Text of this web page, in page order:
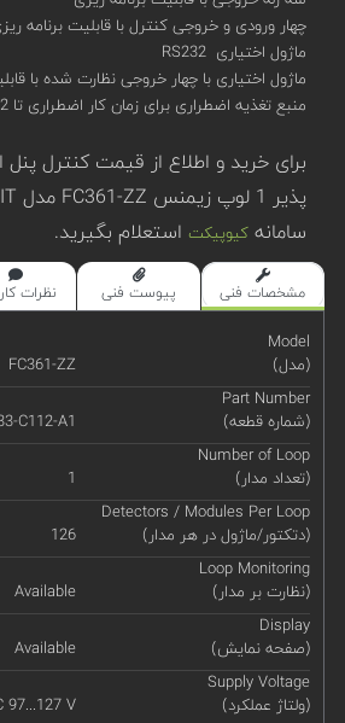
چهار ورودی و خروجی کنترل با قابلیت برنامه
ماژول اختیاری RS232
ماژول اختیاری با چهار خروجی نظارت شده با
منبع تغذیه اضطراری برای زمان کار اضطراری تا 72 ساعت
برای خرید و اطلاع از قیمت کنترل
سامانهکیوپیکت استعلام بگیرید.
مشخصات فنی پیوست فنی نظرات
Model
(مدل)
FC361-ZZ
Part Number
(شماره قطعه)
C112-A1
Number of Loop
(تعداد مدار)
1
Detectors / Modules Per Loop
(دتکتور/ماژول در هر مدار)
126
Loop Monitoring
(نظارت بر مدار)
Available
Display
(صفحه نمایش)
Available
Supply Voltage
(ولتاژ عملکرد)
97...127 V